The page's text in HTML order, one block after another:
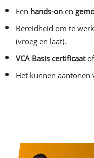
Een hands-on en
Bereidheid om te
(vroeg en laat).
VCA Basis certificaatof
Het kunnen aantonen